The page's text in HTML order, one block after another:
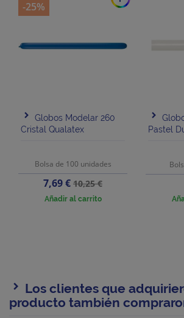
Globos Modelar 260
Cristal Qualatex
Bolsa de 100 unidades
Precio
7,69 €Precio
base
10,25 €
Añadir al carrito
-25%
Pastel
Los clientes que
producto también